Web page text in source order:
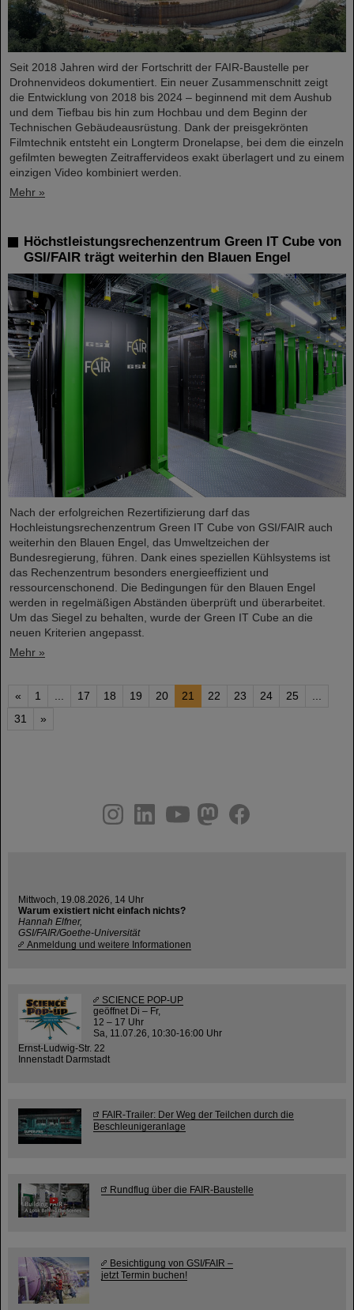
Seit 2018 Jahren wird der Fortschritt der FAIR-Baustelle per
Drohnenvideos dokumentiert. Ein neuer Zusammenschnitt zeigt
die Entwicklung von 2018 bis 2024 – beginnend mit dem Aushub
und dem Tiefbau bis hin zum Hochbau und dem Beginn der
Technischen Gebäudeausrüstung. Dank der preisgekrönten
Filmtechnik entsteht ein Longterm Dronelapse, bei dem die einzeln
gefilmten bewegten Zeitraffervideos exakt überlagert und zu einem
einzigen Video kombiniert werden.
Mehr »
Höchstleistungsrechenzentrum Green IT Cube von
GSI/FAIR trägt weiterhin den Blauen Engel
Nach der erfolgreichen Rezertifizierung darf das
Hochleistungsrechenzentrum Green IT Cube von GSI/FAIR auch
weiterhin den Blauen Engel, das Umweltzeichen der
Bundesregierung, führen. Dank eines speziellen Kühlsystems ist
das Rechenzentrum besonders energieeffizient und
ressourcenschonend. Die Bedingungen für den Blauen Engel
werden in regelmäßigen Abständen überprüft und überarbeitet.
Um das Siegel zu behalten, wurde der Green IT Cube an die
neuen Kriterien angepasst.
Mehr »
« 1 17 18 19 20 21 22 23 24 25
31
»
youtube
helmholtz.social
facebook
Mittwoch, 19.08.2026, 14 Uhr
Warum existiert nicht einfach nichts?
Hannah Elfner,
GSI/FAIR/Goethe-Universität
Anmeldung und weitere Informationen
SCIENCE POP-UP
geöffnet Di – Fr,
12 – 17 Uhr
Sa, 11.07.26, 10:30-16:00 Uhr
Ernst-Ludwig-Str. 22
Innenstadt Darmstadt
FAIR-Trailer: Der Weg der Teilchen durch die
Beschleunigeranlage
Rundflug über die FAIR-Baustelle
Besichtigung von GSI/FAIR –
jetzt Termin buchen!